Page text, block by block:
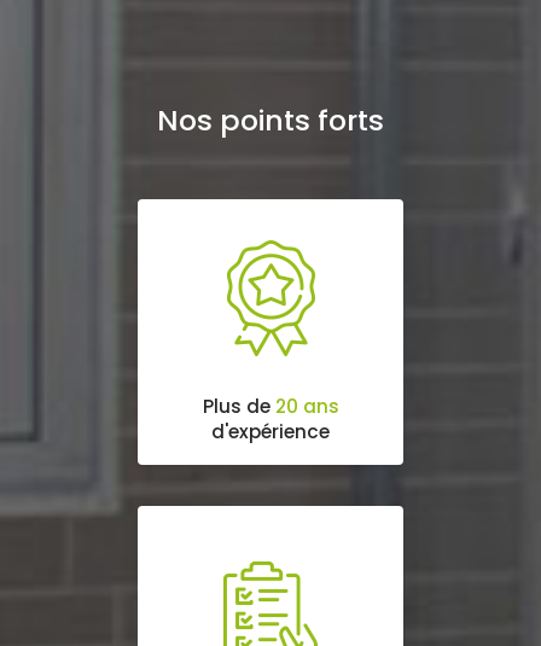
Nos points forts
Plus de 20 ans
d'expérience